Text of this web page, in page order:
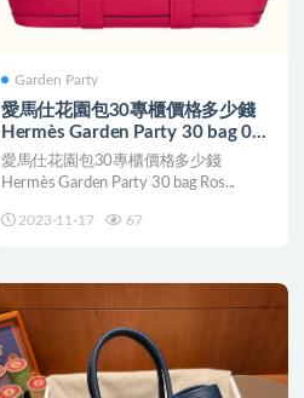
Garden Party
愛馬仕花園包30專櫃價格多少錢
Hermès Garden Party 30 bag 0D
Rose Mexico
愛馬仕花園包30專櫃價格多少錢
Hermès Garden Party 30 bag Ros...
2023-11-17 67